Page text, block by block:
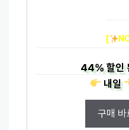
[
44%할인
내일
구매 바